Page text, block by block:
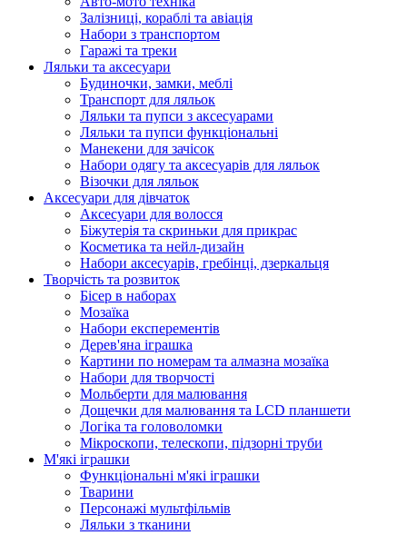
Залізниці, кораблі та авіація
Набори з транспортом
Гаражі та треки
Ляльки та аксесуари
Будиночки, замки, меблі
Транспорт для ляльок
Ляльки та пупси з аксесуарами
Ляльки та пупси функціональні
Манекени для зачісок
Набори одягу та аксесуарів для ляльок
Візочки для ляльок
Аксесуари для дівчаток
Аксесуари для волосся
Біжутерія та скриньки для прикрас
Косметика та нейл-дизайн
Набори аксесуарів, гребінці, дзеркальця
Творчість та розвиток
Бісер в наборах
Мозаїка
Набори експерементів
Дерев'яна іграшка
Картини по номерам та алмазна мозаїка
Набори для творчості
Мольберти для малювання
Дощечки для малювання та LCD планшети
Логіка та головоломки
Мікроскопи, телескопи, підзорні труби
М'які іграшки
Функціональні м'які іграшки
Тварини
Персонажі мультфільмів
Ляльки з тканини